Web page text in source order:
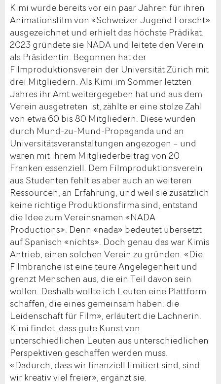
Kimi wurde bereits vor ein paar Jahren für ihren
Animationsfilm von «Schweizer Jugend Forscht»
ausgezeichnet und erhielt das höchste Prädikat.
2023 gründete sie NADA und leitete den Verein
als Präsidentin. Begonnen hat der
Filmproduktionsverein der Universität Zürich mit
drei Mitgliedern. Als Kimi im Sommer letzten
Jahres ihr Amt weitergegeben hat und aus dem
Verein ausgetreten ist, zählte er eine stolze Zahl
von etwa 60 bis 80 Mitgliedern. Diese wurden
durch Mund-zu-Mund-Propaganda und an
Universitätsveranstaltungen angezogen – und
waren mit ihrem Mitgliederbeitrag von 20
Franken essenziell. Dem Filmproduktionsverein
aus Studenten fehlt es aber auch an weiteren
Ressourcen, an Erfahrung, und weil sie zusätzlich
keine richtige Produktionsfirma sind, entstand
die Idee zum Vereinsnamen «NADA
Productions». Denn «nada» bedeutet übersetzt
auf Spanisch «nichts». Doch genau das war Kimis
Antrieb, einen solchen Verein zu gründen. «Die
Filmbranche ist eine teure Angelegenheit und
grenzt Menschen aus, die ein Teil davon sein
wollen. Deshalb wollte ich Leuten eine Plattform
schaffen, die eines gemeinsam haben: die
Leidenschaft für Film», erläutert die Lachnerin.
Kimi findet, dass gute Kunst von
unterschiedlichen Leuten aus unterschiedlichen
Perspektiven geschaffen werden muss.
«Dadurch, dass wir finanziell limitiert sind, sind
wir kreativ viel freier», ergänzt sie.